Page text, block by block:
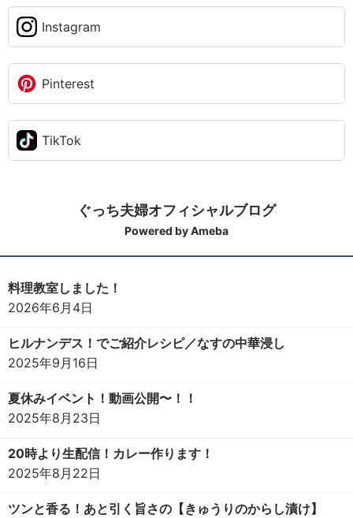
Instagram
Pinterest
TikTok
ぐっち夫婦オフィシャルブログ
Powered by Ameba
料理教室しました！
2026年6月4日
ヒルナンデス！でご紹介レシピ／なすの中華浸し
2025年9月16日
夏休みイベント！動画公開〜！！
2025年8月23日
20時より生配信！カレー作ります！
2025年8月22日
ツンと香る！あと引く旨さの【きゅうりのからし漬け】